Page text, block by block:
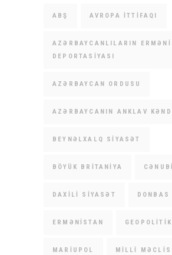
ABŞ AVROPA İTTIFAQI
AZƏRBAYCANLILARIN
DEPORTASIYASI
AZƏRBAYCAN ORDUSU
AZƏRBAYCANIN ANKLAV
BEYNƏLXALQ SIYASƏT
BÖYÜK BRITANIYA
DAXILI SIYASƏT DONBAS
ERMƏNISTAN
MARIUPOL MILLI MƏCLIS